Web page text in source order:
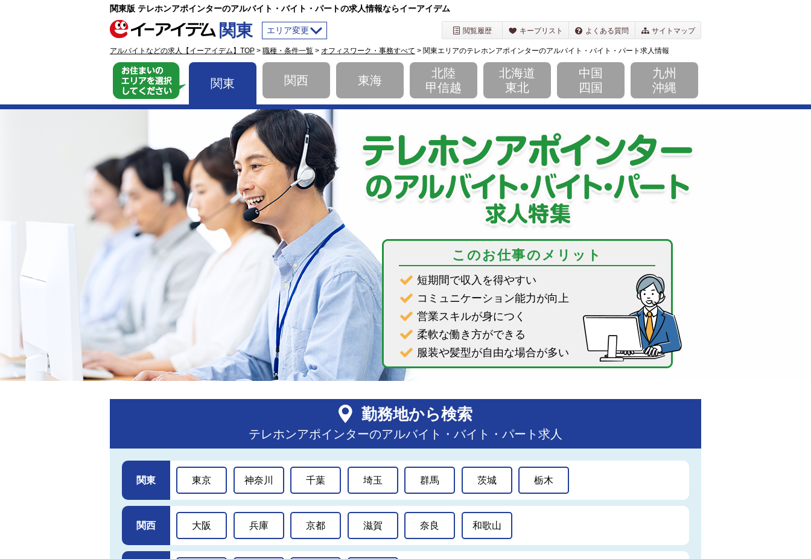
関東版 テレホンアポインターのアルバイト・バイト・パートの求人情報ならイーアイデム
関東 エリア変更 閲覧履歴 キープリスト よくある質問 サイトマップ
アルバイトなどの求人【イーアイデム】TOP > 職種・条件一覧 > オフィスワーク・事務すべて > 関東エリアのテレホンアポインターのアルバイト・バイト・パート求人情報
お住まいのエリアを選択してください
関東 関西 東海
北陸
甲信越
北海道
東北
中国
四国
九州
沖縄
このお仕事のメリット
短期間で収入を得やすい
コミュニケーション能力が向上
営業スキルが身につく
柔軟な働き方ができる
服装や髪型が自由な場合が多い
勤務地から検索
テレホンアポインターのアルバイト・バイト・パート求人
関東 東京 神奈川 千葉 埼玉 群馬 茨城 栃木
関西 大阪 兵庫 京都 滋賀 奈良 和歌山